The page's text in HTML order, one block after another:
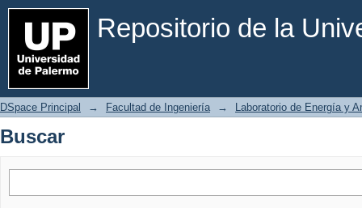
Repositorio de la
Buscar
DSpace Principal → Facultad de Ingeniería → Laboratorio de Energía y
Buscar